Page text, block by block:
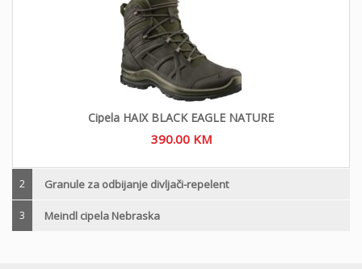
Cipela HAIX BLACK EAGLE NATURE
390.00 KM
2 Granule za odbijanje divljači-repelent
3 Meindl cipela Nebraska